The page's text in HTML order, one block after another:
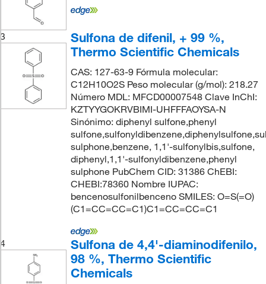
3
Sulfona de difenil, + 99 %,
Thermo Scientific Chemicals
CAS: 127-63-9 Fórmula molecular:
C12H10O2S Peso molecular (g/mol): 218.27
Número MDL: MFCD00007548 Clave InChI:
KZTYYGOKRVBIMI-UHFFFAOYSA-N
Sinónimo: diphenyl sulfone,phenyl
sulphone,benzene, 1,1'-sulfonylbis,sulfone,
diphenyl,1,1'-sulfonyldibenzene,phenyl
sulphone PubChem CID: 31386 ChEBI:
CHEBI:78360 Nombre IUPAC:
bencenosulfonilbenceno SMILES: O=S(=O)
(C1=CC=CC=C1)C1=CC=CC=C1
4
Sulfona de 4,4'-diaminodifenilo,
98 %, Thermo Scientific
Chemicals